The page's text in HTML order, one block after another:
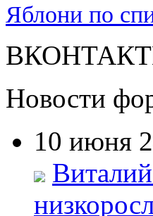
Яблони по
Новости
10 июня